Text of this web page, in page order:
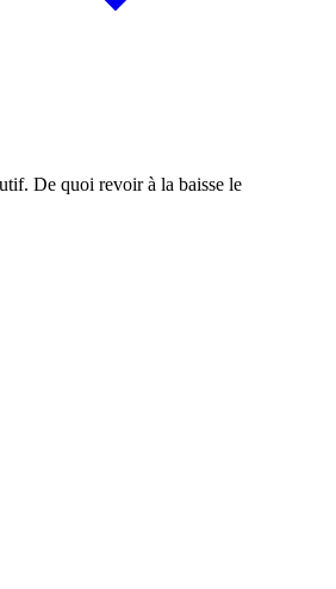
De quoi revoir à la baisse le